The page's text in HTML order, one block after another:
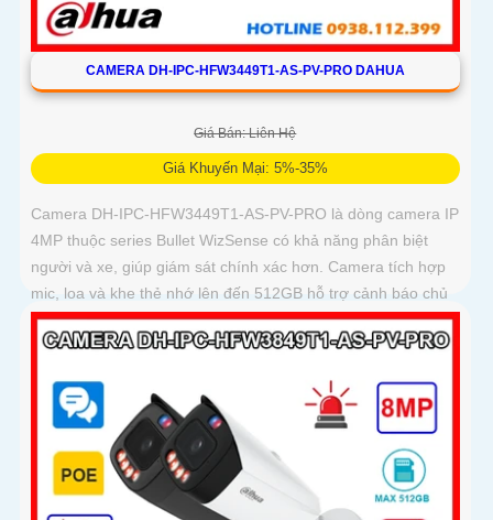
CAMERA DH-IPC-HFW3449T1-AS-PV-PRO DAHUA
Giá Bán: Liên Hệ
Giá Khuyến Mại: 5%-35%
Camera DH-IPC-HFW3449T1-AS-PV-PRO là dòng camera IP
4MP thuộc series Bullet WizSense có khả năng phân biệt
người và xe, giúp giám sát chính xác hơn. Camera tích hợp
mic, loa và khe thẻ nhớ lên đến 512GB hỗ trợ cảnh báo chủ
động với loa và đèn báo xanh đỏ